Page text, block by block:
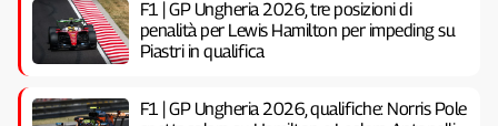
F1 | GP Ungheria 2026, tre posizioni di
penalità per Lewis Hamilton per impeding su
Piastri in qualifica
F1 | GP Ungheria 2026, qualifiche: Norris Pole